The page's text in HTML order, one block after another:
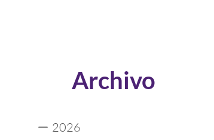
Archivo
2026